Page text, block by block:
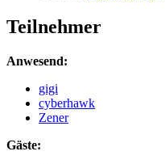
Teilnehmer
Anwesend:
gigi
cyberhawk
Zener
Gäste: